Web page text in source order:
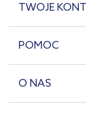
TWOJE
POMOC
O NAS